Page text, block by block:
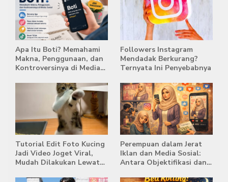
Apa Itu Boti? Memahami
Makna, Penggunaan, dan
Kontroversinya di Media
Followers Instagram
Mendadak Berkurang?
Ternyata Ini Penyebabnya
Tutorial Edit Foto Kucing
Jadi Video Joget Viral,
Mudah Dilakukan Lewat
Perempuan dalam Jerat
Iklan dan Media Sosial:
Antara Objektifikasi dan